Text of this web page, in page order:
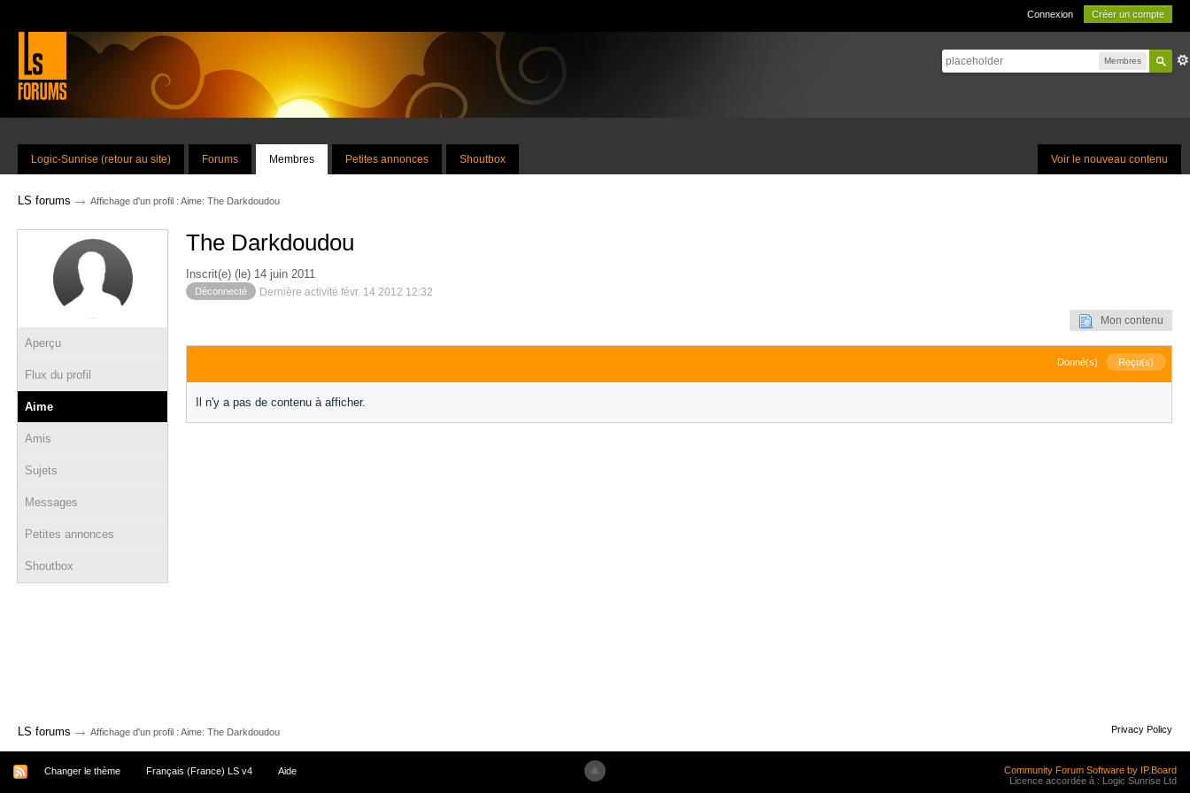
Connexion Créer un compte
Membres
Voir le nouveau contenu
Logic-Sunrise (retour au site) Forums Membres Petites annonces Shoutbox
LS forums → Affichage d'un profil : Aime: The Darkdoudou
Aperçu
Flux du profil
Aime
Amis
Sujets
Messages
Petites annonces
Shoutbox
The Darkdoudou
Inscrit(e) (le) 14 juin 2011
Déconnecté Dernière activité févr. 14 2012 12:32
Mon contenu
Donné(s) Reçu(s)
Il n'y a pas de contenu à afficher.
LS forums → Affichage d'un profil : Aime: The Darkdoudou Privacy Policy
Changer le thème Français (France) LS v4 Aide
Community Forum Software by IP.Board
Licence accordée à : Logic Sunrise Ltd